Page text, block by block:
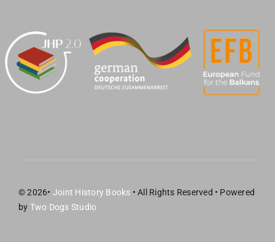
© 2026• Joint History Books • All Rights Reserved • Powered
by Two Dogs Studio